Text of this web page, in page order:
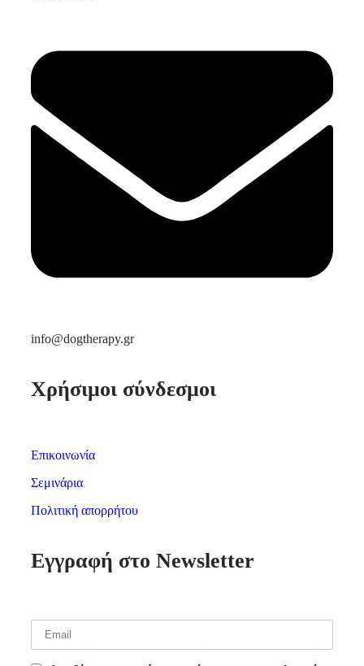
info@dogtherapy.gr
Χρήσιμοι σύνδεσμοι
Επικοινωνία
Σεμινάρια
Πολιτική απορρήτου
Εγγραφή στο Newsletter